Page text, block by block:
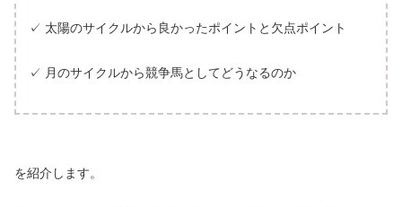
✓ 太陽のサイクルから良かったポイントと欠点ポイント
✓ 月のサイクルから競争馬としてどうなるのか
を紹介します。